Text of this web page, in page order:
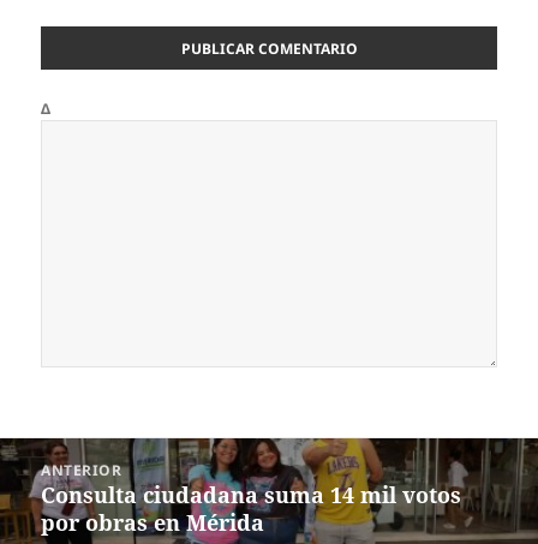
Δ
Navegación
de
entradas
ANTERIOR
Entrada
anterior:
Consulta ciudadana suma 14 mil votos
por obras en Mérida